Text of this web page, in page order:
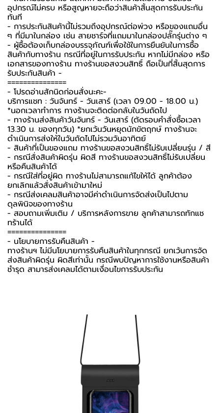
อุปกรณ์ไม่ครบ หรือสูญหายจะถือว่าสินค้าสิ้นสุดการรับประกัน
ทันที
- การประกันสินค้านี้ไม่รวมถึงอุปกรณ์ต่อพ่วง หรือของแถมอื่น
ๆ ที่มีมาในกล่อง เช่น สายชาร์จที่แถมมาในกล่องปลั๊กรุ่นต่าง ๆ
-️ ผู้ซื้อต้องเก็บกล่องบรรจุภัณฑ์เพื่อใช้ในการยืนยันในการซื้อ
สินค้ากับทางร้าน กรณีที่อยู่ในการรับประกัน หากไม่มีกล่อง หรือ
เอกสารของทางร้าน ทางร้านขอสงวนสิทธิ์ ถือเป็นที่สิ้นสุดการ
รับประกันสินค้า -️
===============
-️ โปรดอ่านสักนิดก่อนสั่งนะคะ-️
บริการแชท : วันจันทร์ - วันเสาร์ (เวลา 09.00 - 18.00 น.)
*นอกเวลาทำการ ทางร้านจะติดต่อกลับในวันถัดไป
- ทางร้านส่งสินค้าวันจันทร์ - วันเสาร์ (ตัดรอบคำสั่งซื้อเวลา
13.30 น. ของทุกวัน) *ยกเว้นวันหยุดนักขัตฤกษ์ ทางร้านจะ
ดำเนินการส่งให้ในวันถัดไปไม่รวมวันอาทิตย์
- สินค้าที่เป็นของแถม ทางร้านขอสงวนสิทธิ์ไม่รับเปลี่ยนรุ่น / สี
- กรณีสั่งสินค้าผิดรุ่น ผิดสี ทางร้านขอสงวนสิทธิ์ไม่รับเปลี่ยน
หรือคืนสินค้าได้
- กรณีใส่ที่อยู่ผิด ทางร้านไม่สามารถแก้ไขให้ได้ ลูกค้าต้อง
ยกเลิกแล้วสั่งสินค้าเข้ามาใหม่
- กรณีส่งเคลมสินค้าอาจมีค่าดำเนินการจัดส่งเป็นไปตาม
ดุลพินิจของทางร้าน
- สอบถามเพิ่มเติม / บริการหลังการขาย ลูกค้าสามารถทักแช
ทร้านได้
===============
-️ นโยบายการรับคืนสินค้า -️
ทางร้านฯ ไม่มีนโยบายการรับคืนสินค้าในทุกกรณี ยกเว้นการจัด
ส่งสินค้าผิดรุ่น ผิดสีเท่านั้น กรณีพบปัญหาการใช้งานหรือสินค้า
ชำรุด สามารส่งเคลมได้ตามเงื่อนไขการรับประกัน